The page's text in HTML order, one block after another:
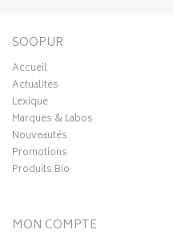
SOOPUR
Accueil
Actualités
Lexique
Marques & Labos
Nouveautés
Promotions
Produits Bio
MON COMPTE